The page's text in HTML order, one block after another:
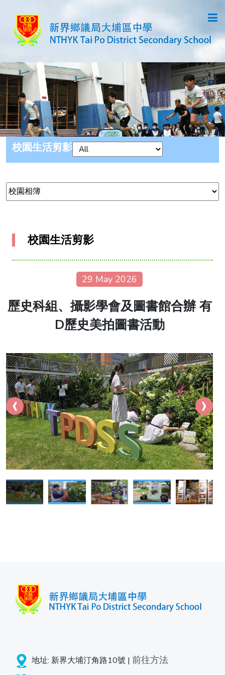
校園生活剪影
校園生活剪影
29 May 2026
歷史科組、攝影學會及圖書館合辦 有
D歷史美拍圖書活動
‹ ›
地址: 新界大埔汀角路10號 | 前往方法